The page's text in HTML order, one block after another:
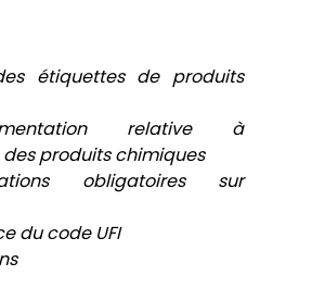
étiquettes de produits
relative à
produits chimiques
obligatoires sur
du code UFI